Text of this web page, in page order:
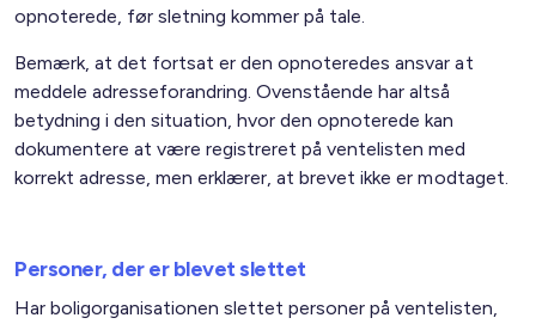
opnoterede, før sletning kommer på tale.
Bemærk, at det fortsat er den opnoteredes ansvar at
meddele adresseforandring. Ovenstående har altså
betydning i den situation, hvor den opnoterede kan
dokumentere at være registreret på ventelisten med
korrekt adresse, men erklærer, at brevet ikke er modtaget.
Personer, der er blevet slettet
Har boligorganisationen slettet personer på ventelisten,